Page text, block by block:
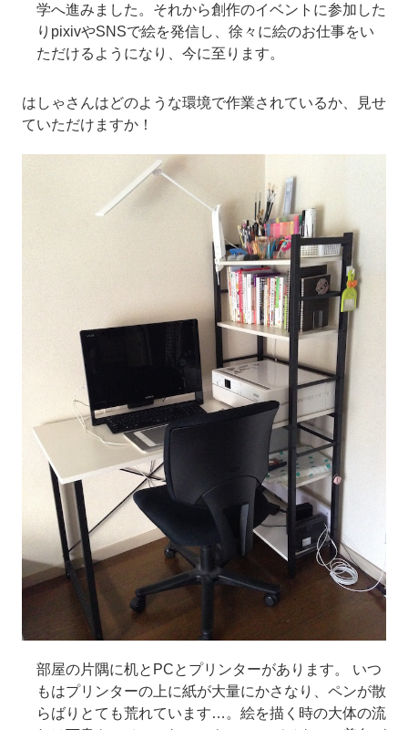
学へ進みました。それから創作のイベントに参加した
りpixivやSNSで絵を発信し、徐々に絵のお仕事をい
ただけるようになり、今に至ります。
はしゃさんはどのような環境で作業されているか、見せ
ていただけますか！
部屋の片隅に机とPCとプリンターがあります。 いつ
もはプリンターの上に紙が大量にかさなり、ペンが散
らばりとても荒れています…。絵を描く時の大体の流